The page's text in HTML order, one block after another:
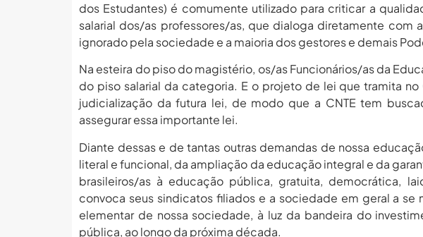
dos Estudantes) é comumente utilizado para criticar a
salarial dos/as professores/as, que dialoga diretamente com
ignorado pela sociedade e a maioria dos gestores e demais
Na esteira do piso do magistério, os/as Funcionários/as da
do piso salarial da categoria. E o projeto de lei que tramita
judicialização da futura lei, de modo que a CNTE tem
assegurar essa importante lei.
Diante dessas e de tantas outras demandas de nossa
literal e funcional, da ampliação da educação integral e da
brasileiros/as à educação pública, gratuita, democrática,
convoca seus sindicatos filiados e a sociedade em geral a
elementar de nossa sociedade, à luz da bandeira do
pública, ao longo da próxima década.